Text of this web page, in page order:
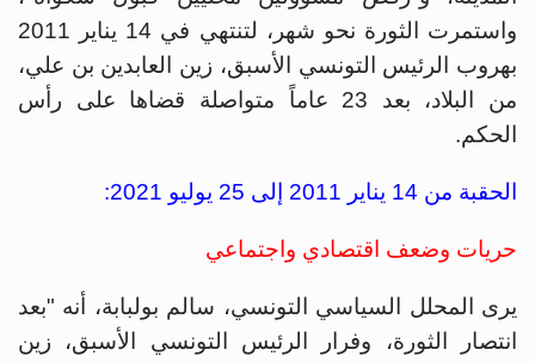
واستمرت الثورة نحو شهر، لتنتهي في 14 يناير 2011
بهروب الرئيس التونسي الأسبق، زين العابدين بن علي،
من البلاد، بعد 23 عاماً متواصلة قضاها على رأس
الحكم.
الحقبة من 14 يناير 2011 إلى 25 يوليو 2021:
حريات وضعف اقتصادي واجتماعي
يرى المحلل السياسي التونسي، سالم بولبابة، أنه "بعد
انتصار الثورة، وفرار الرئيس التونسي الأسبق، زين